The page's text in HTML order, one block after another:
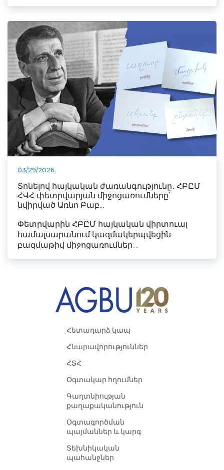
03/29/2026
Տոնելով հայկական ժառանգությունը․ ՀԲԸՄ
ՀՎՀ փետրվարյան միջոցառումները՝
նվիրված Առնո Բաբ...
Փետրվարին ՀԲԸՄ հայկական վիրտուալ
համալսարանում կազմակերպվեցին
բազմաթիվ միջոցառումներ:...
Հետադարձ կապ
Հնարավորություններ
ՀՏՀ
Օգտակար հղումներ
Գաղտնիության
քաղաքականություն
Օգտագործման
պայմաններ և կարգ
Տեխնիկական
պահանջներ